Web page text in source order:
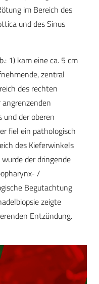
im Bereich des
und des Sinus
1) kam eine ca. 5 cm
zentral
des rechten
und der oberen
fiel ein pathologisch
des Kieferwinkels
der dringende
/
Begutachtung
zeigte
Entzündung.